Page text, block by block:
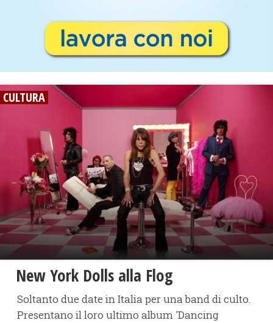
CULTURA
New York Dolls alla Flog
Soltanto due date in Italia per una band di culto.
Presentano il loro ultimo album 'Dancing